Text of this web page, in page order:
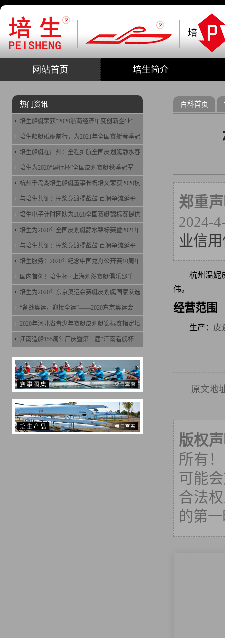
网站首页 培生简介
百科首页
郑重
2024-
业信
杭州温妮
伟。
经营范围
生产： 皮
原文地
版权
所有
可能
合法
的第
热门资讯
培生船艇荣获“2020浙商经济年度创新企业”
培生船艇砥砺前行，为2021年全国赛艇春季冠
培生船艇在广州：全程护航全国皮划艇静水春
培生为2020“建行杯”全国皮划赛艇秋季冠军
杭州千岛湖培生船艇董事长祝培文荣获2020杭
与培生共证：挥桨竞渡擂战鼓 百舸争流延平
培生电子计时团队为2020全国赛艇锦标赛提供
培生为2020年全国皮划艇静水锦标赛暨2021年
与培生共证：挥桨竞渡擂战鼓 百舸争流延平
培生服务：2020年纪念中国龙舟公开赛10周年
国内首创！培生杯 · 上海划然赛艇俱乐部千
培生为2020年东京奥运会赛艇皮划艇国家队选
“备战奥运，迎接全运”——2020东京奥运会
2020年河北省青少年赛艇皮划艇锦标赛指定培
江南造船155周年厂庆暨第二届“江南看舰杯